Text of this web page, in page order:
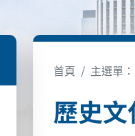
首頁 主選單
歷史